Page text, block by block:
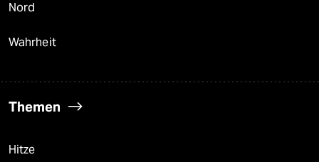
Nord
Wahrheit
Themen
Hitze